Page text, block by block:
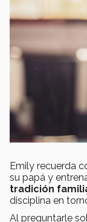
Emily recuerda
su papá y
tradición
disciplina en
Al preguntarle